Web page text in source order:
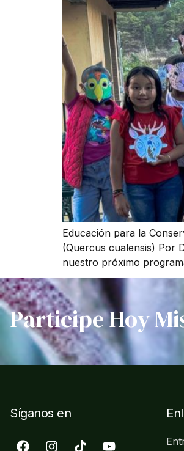
Educación para la
(Quercus cualensis) Por
nuestro próximo
Participe Hoy
Síganos en